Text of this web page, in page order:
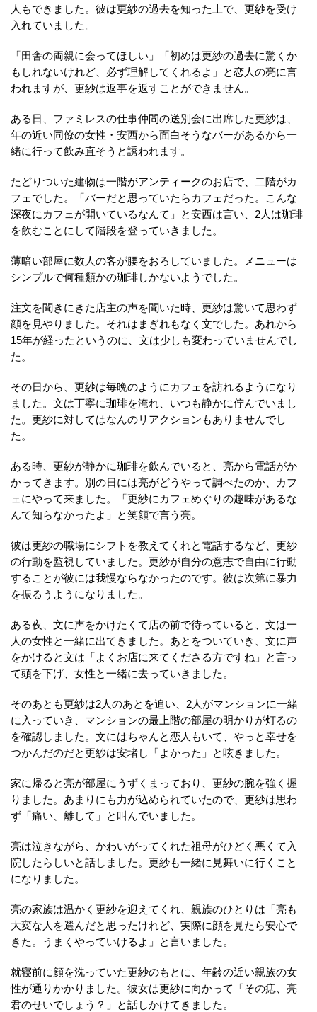
人もできました。彼は更紗の過去を知った上で、更紗を受け
入れていました。
「田舎の両親に会ってほしい」「初めは更紗の過去に驚くか
もしれないけれど、必ず理解してくれるよ」と恋人の亮に言
われますが、更紗は返事を返すことができません。
ある日、ファミレスの仕事仲間の送別会に出席した更紗は、
年の近い同僚の女性・安西から面白そうなバーがあるから一
緒に行って飲み直そうと誘われます。
たどりついた建物は一階がアンティークのお店で、二階がカ
フェでした。「バーだと思っていたらカフェだった。こんな
深夜にカフェが開いているなんて」と安西は言い、2人は珈琲
を飲むことにして階段を登っていきました。
薄暗い部屋に数人の客が腰をおろしていました。メニューは
シンプルで何種類かの珈琲しかないようでした。
注文を聞きにきた店主の声を聞いた時、更紗は驚いて思わず
顔を見やりました。それはまぎれもなく文でした。あれから
15年が経ったというのに、文は少しも変わっていませんでし
た。
その日から、更紗は毎晩のようにカフェを訪れるようになり
ました。文は丁寧に珈琲を淹れ、いつも静かに佇んでいまし
た。更紗に対してはなんのリアクションもありませんでし
た。
ある時、更紗が静かに珈琲を飲んでいると、亮から電話がか
かってきます。別の日には亮がどうやって調べたのか、カフ
ェにやって来ました。「更紗にカフェめぐりの趣味があるな
んて知らなかったよ」と笑顔で言う亮。
彼は更紗の職場にシフトを教えてくれと電話するなど、更紗
の行動を監視していました。更紗が自分の意志で自由に行動
することが彼には我慢ならなかったのです。彼は次第に暴力
を振るうようになりました。
ある夜、文に声をかけたくて店の前で待っていると、文は一
人の女性と一緒に出てきました。あとをついていき、文に声
をかけると文は「よくお店に来てくださる方ですね」と言っ
て頭を下げ、女性と一緒に去っていきました。
そのあとも更紗は2人のあとを追い、2人がマンションに一緒
に入っていき、マンションの最上階の部屋の明かりが灯るの
を確認しました。文にはちゃんと恋人もいて、やっと幸せを
つかんだのだと更紗は安堵し「よかった」と呟きました。
家に帰ると亮が部屋にうずくまっており、更紗の腕を強く握
りました。あまりにも力が込められていたので、更紗は思わ
ず「痛い、離して」と叫んでいました。
亮は泣きながら、かわいがってくれた祖母がひどく悪くて入
院したらしいと話しました。更紗も一緒に見舞いに行くこと
になりました。
亮の家族は温かく更紗を迎えてくれ、親族のひとりは「亮も
大変な人を選んだと思ったけれど、実際に顔を見たら安心で
きた。うまくやっていけるよ」と言いました。
就寝前に顔を洗っていた更紗のもとに、年齢の近い親族の女
性が通りかかりました。彼女は更紗に向かって「その痣、亮
君のせいでしょう？」と話しかけてきました。